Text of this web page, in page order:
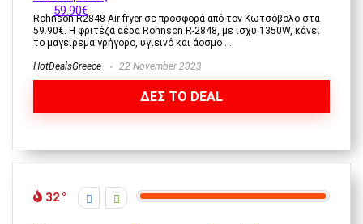
Rohnson R2848 Air-fryer σε προσφορά από τον Κωτσόβολο στα
59.90€. Η φριτέζα αέρα Rohnson R-2848, με ισχύ 1350W, κάνει
το μαγείρεμα γρήγορο, υγιεινό και άοσμο ...
HotDealsGreece 22 November 2023
ΔΕΣ ΤΟ DEAL
32